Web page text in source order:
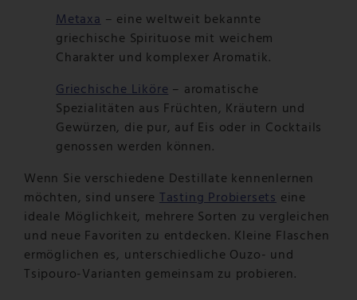
Metaxa– eine weltweit bekannte
griechische Spirituose mit weichem
Charakter und komplexer Aromatik.
Griechische Liköre – aromatische
Spezialitäten aus Früchten, Kräutern und
Gewürzen, die pur, auf Eis oder in Cocktails
genossen werden können.
Wenn Sie verschiedene Destillate kennenlernen
möchten, sind unsere Tasting Probiersets eine
ideale Möglichkeit, mehrere Sorten zu vergleichen
und neue Favoriten zu entdecken. Kleine Flaschen
ermöglichen es, unterschiedliche Ouzo- und
Tsipouro-Varianten gemeinsam zu probieren.